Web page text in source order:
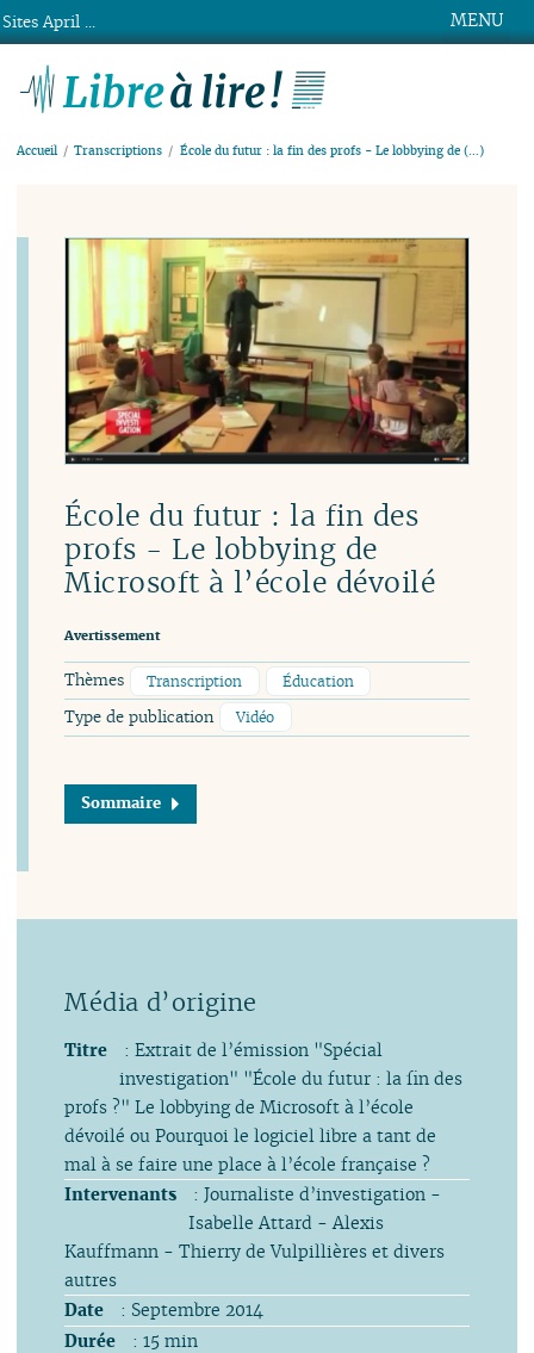
MENU
Accueil Transcriptions École du futur : la fin des profs - Le lobbying de (…)
École du futur : la fin des
profs - Le lobbying de
Microsoft à l’école dévoilé
Avertissement
Thèmes Transcription Éducation
Type de publication Vidéo
Sommaire
Titre
: Extrait de l’émission "Spécial
investigation" "École du futur : la fin des
profs ?" Le lobbying de Microsoft à l’école
dévoilé ou Pourquoi le logiciel libre a tant de
mal à se faire une place à l’école française ?
Intervenants
: Journaliste d’investigation -
Isabelle Attard - Alexis
Kauffmann - Thierry de Vulpillières et divers
autres
Date
: Septembre 2014
Durée
: 15 min
Sites April ...